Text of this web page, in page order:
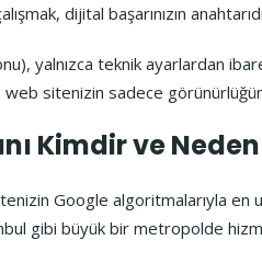
dijital başarınızın
yalnızca teknik ayarlardan
sitenizin sadece
Kimdir ve
Google algoritmalarıyla en
gibi büyük bir metropolde